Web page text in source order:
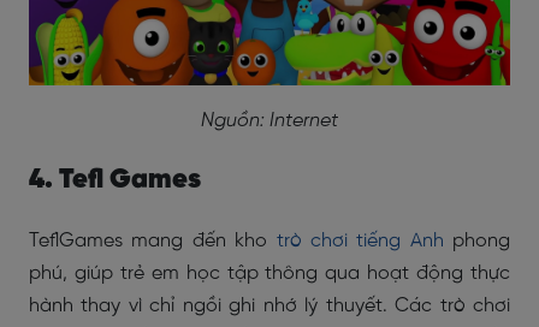
Nguồn: Internet
4. Tefl Games
TeflGames mang đến kho trò chơi tiếng Anh phong
phú, giúp trẻ em học tập thông qua hoạt động thực
hành thay vì chỉ ngồi ghi nhớ lý thuyết. Các trò chơi